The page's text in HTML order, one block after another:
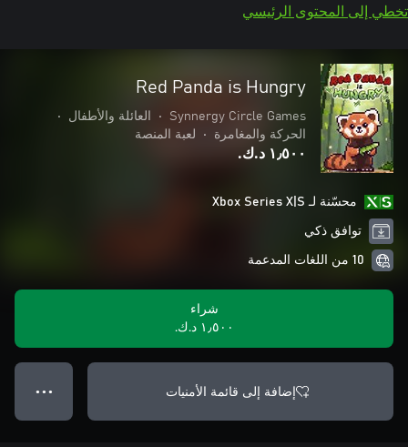
تخطي إلى المحتوى الرئيسي
Red Panda is Hungry
Synnergy Circle Games
• العائلة والأطفال
•
الحركة والمغامرة
• لعبة المنصة
١٫٥٠٠ د.ك.‏
محسّنة لـ Xbox Series X|S
توافق ذكي
10 من اللغات المدعمة
شراء
١٫٥٠٠ د.ك.‏
إضافة إلى قائمة الأمنيات ● ● ●